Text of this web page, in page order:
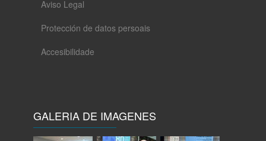
formación para a obtención da
contratos de formación en altern
Aviso Legal
Protección de datos persoais
Accesibilidade
GALERIA DE IMAGENES